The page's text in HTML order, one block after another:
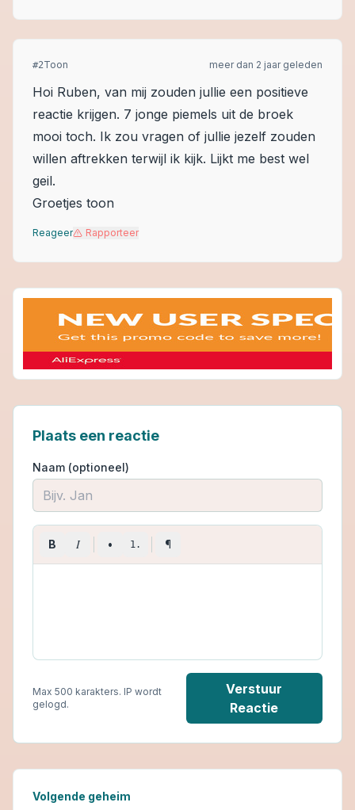
#2Toon meer dan 2 jaar geleden
Hoi Ruben, van mij zouden jullie een positieve
reactie krijgen. 7 jonge piemels uit de broek
mooi toch. Ik zou vragen of jullie jezelf zouden
willen aftrekken terwijl ik kijk. Lijkt me best wel
geil.
Groetjes toon
Reageer Rapporteer
Plaats een reactie
Naam (optioneel)
B I • 1. ¶
Max 500 karakters. IP wordt
gelogd.
Verstuur
Reactie
Volgende geheim